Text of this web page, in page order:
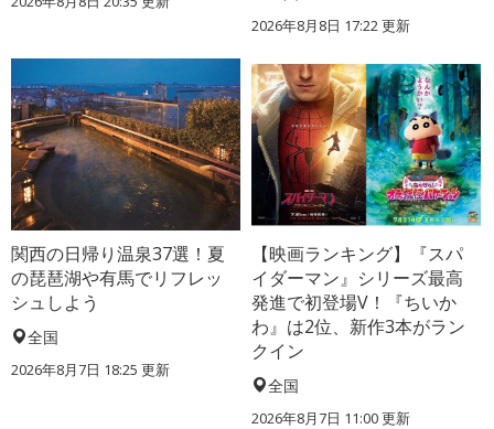
2026年8月8日 17:22更新
関西の日帰り温泉37選！夏
の琵琶湖や有馬でリフレッ
シュしよう
全国
2026年8月7日 18:25 更新
【映画ランキング】『スパ
イダーマン』シリーズ最高
発進で初登場V！『ちいか
わ』は2位、新作3本がラン
クイン
全国
2026年8月7日 11:00更新